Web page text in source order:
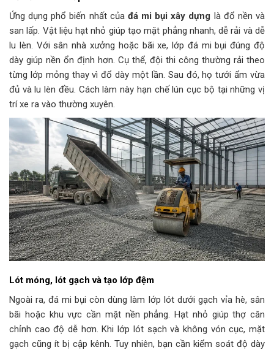
Ứng dụng phổ biến nhất của đá mi bụi xây dựng là đổ nền và
san lấp. Vật liệu hạt nhỏ giúp tạo mặt phẳng nhanh, dễ rải và dễ
lu lèn. Với sân nhà xưởng hoặc bãi xe, lớp đá mi bụi đúng độ
dày giúp nền ổn định hơn. Cụ thể, đội thi công thường rải theo
từng lớp mỏng thay vì đổ dày một lần. Sau đó, họ tưới ẩm vừa
đủ và lu lèn đều. Cách làm này hạn chế lún cục bộ tại những vị
trí xe ra vào thường xuyên.
Lót móng, lót gạch và tạo lớp đệm
Ngoài ra, đá mi bụi còn dùng làm lớp lót dưới gạch vỉa hè, sân
bãi hoặc khu vực cần mặt nền phẳng. Hạt nhỏ giúp thợ căn
chỉnh cao độ dễ hơn. Khi lớp lót sạch và không vón cục, mặt
gạch cũng ít bị cập kênh. Tuy nhiên, bạn cần kiểm soát độ dày